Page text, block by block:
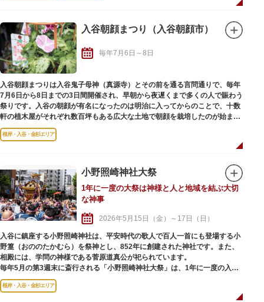
上野から浅草へ大人数が練り歩くパレードに始まり、流し踊りや路上パフォ
いごとを書いて飾ることができる笹竹も設置され、多くの人で賑わいます。
夜は商店街の雰囲気が一変、ライトアップされた東京スカイツリーを背景
に、ライトに照らされきらきら輝く七夕飾りの幻想的な光景が広がります。
入谷朝顔まつり（入谷朝顔市）
毎年7月6日～8日
入谷朝顔まつりは入谷鬼子母神（真源寺）とその前を通る言問通りで、毎年
7月6日から8日までの3日間開催され、早朝から夜遅くまで多くの人で賑わう
祭りです。入谷の朝顔が有名になったのは明治に入ってからのことで、十数
軒の植木屋がそれぞれ数百坪もある広大な土地で朝顔を栽培したのが始まり
です。
入谷鬼子母神に隣接するさかもと朝顔広場では、「ふるさと交流物産展」が
根岸・入谷・金杉エリア
小野照崎神社大祭
1年に一度の大祭は神様と人と地域を結ぶ大切
な神事
2026年5月15日（金）～17日（日）
入谷に鎮座する小野照崎神社は、平安時代の歌人で百人一首にも登場する小
野篁（おののたかむら）を祭神とし、852年に創建された神社です。また、
相殿には、学問の神様である菅原道真公が祀られています。
毎年5月の第3週末に斎行される「小野照崎神社大祭」は、1年に一度の入谷
の町をあげての大きな祭り。3年に一度行われる本祭では本社神輿が渡御さ
れ、間の年は「陰」と呼ばれ氏子17町会の町会神輿が神社まで連合渡御され
根岸・入谷・金杉エリア